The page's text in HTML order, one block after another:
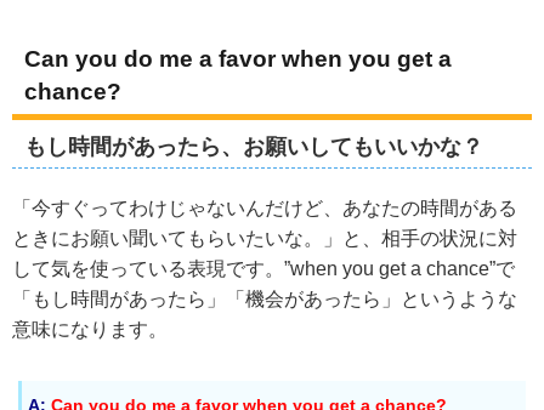
Can you do me a favor when you get a
chance?
もし時間があったら、お願いしてもいいかな？
「今すぐってわけじゃないんだけど、あなたの時間がある
ときにお願い聞いてもらいたいな。」と、相手の状況に対
して気を使っている表現です。”when you get a chance”で
「もし時間があったら」「機会があったら」というような
意味になります。
A: Can you do me a favor when you get a chance?